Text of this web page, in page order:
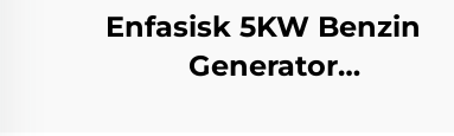
Enfasisk 5KW Benzin
Generator